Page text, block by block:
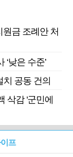
금 조례안 처
낮은 수준’
공동 건의
삭감 '군민에
프